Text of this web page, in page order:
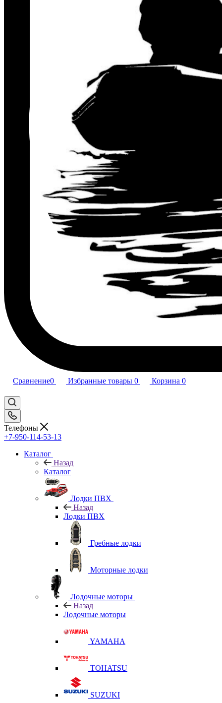
Сравнение0 Избранные товары 0 Корзина 0
Телефоны
+7-950-114-53-13
Каталог
Назад
Каталог
Лодки ПВХ
Назад
Лодки ПВХ
Гребные лодки
Моторные лодки
Лодочные моторы
Назад
Лодочные моторы
YAMAHA
TOHATSU
SUZUKI